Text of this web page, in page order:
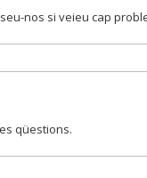
nos si veieu cap
qüestions.